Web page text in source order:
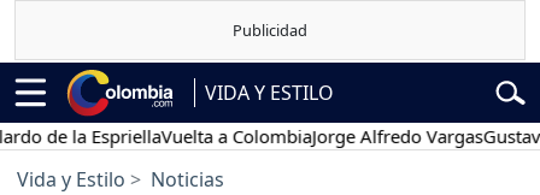
VIDA Y ESTILO
Espriella Vuelta a ColombiaJorge Alfredo VargasGustavo Petro
Vida y Estilo Noticias